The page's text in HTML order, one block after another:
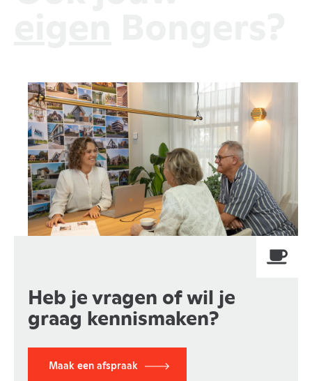
Heb je vragen of wil je
graag kennismaken?
Maak een afspraak